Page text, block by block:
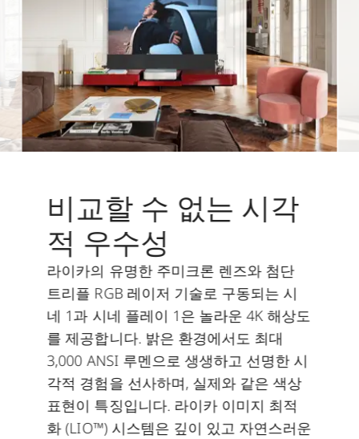
비교할 수 없는 시각
적 우수성
라이카의 유명한 주미크론 렌즈와 첨단
트리플 RGB 레이저 기술로 구동되는 시
네 1과 시네 플레이 1은 놀라운 4K 해상도
를 제공합니다. 밝은 환경에서도 최대
3,000 ANSI 루멘으로 생생하고 선명한 시
각적 경험을 선사하며, 실제와 같은 색상
표현이 특징입니다. 라이카 이미지 최적
화 (LIO™) 시스템은 깊이 있고 자연스러운